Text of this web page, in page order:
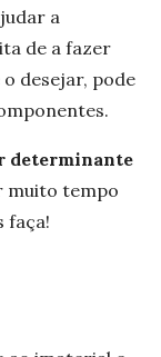
a
de a fazer
o desejar, pode
determinante
muito tempo
faça!